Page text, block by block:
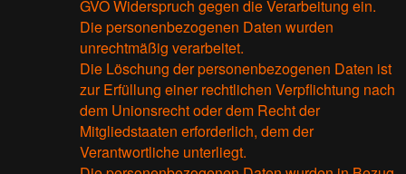
GVO Widerspruch gegen die Verarbeitung ein.
Die personenbezogenen Daten wurden
unrechtmäßig verarbeitet.
Die Löschung der personenbezogenen Daten ist
zur Erfüllung einer rechtlichen Verpflichtung nach
dem Unionsrecht oder dem Recht der
Mitgliedstaaten erforderlich, dem der
Verantwortliche unterliegt.